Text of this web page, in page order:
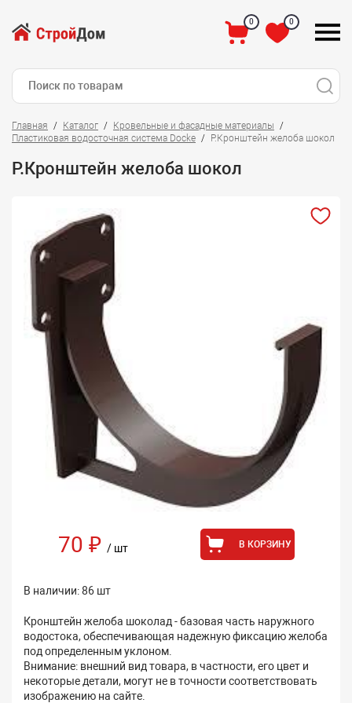
0 0
Главная Каталог
Кровельные и фасадные материалы
Пластиковая водосточная система Docke
Р.Кронштейн желоба шокол
Р.Кронштейн желоба шокол
70 ₽ / шт В КОРЗИНУ
В наличии: 86 шт
Кронштейн желоба шоколад - базовая часть наружного
водостока, обеспечивающая надежную фиксацию желоба
под определенным уклоном.
Внимание: внешний вид товара, в частности, его цвет и
некоторые детали, могут не в точности соответствовать
изображению на сайте.